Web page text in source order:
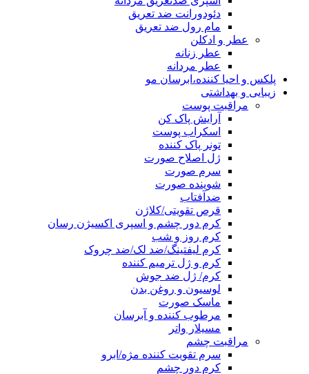
دئودورانت ضد تعریق
مام رول ضد تعریق
عطر و ادکلن
عطر زنانه
عطر مردانه
پلکس و احیا کننده،ابرسان مو
زیبایی و بهداشتی
مراقبت پوست
آرایش پاک کن
اسکراب پوست
تونر پاک کننده
ژل اصلاح صورت
سرم صورت
شوینده صورت
ضدآفتاب
قرص تقویتی/کلاژن
کرم دور چشم و اسپری اکسیژن رسان
کرم روز و شب
کرم لیفتینگ/ضد لک/ضد چروک
کرم و ژل ترمیم کننده
کرم/ ژل ضد جوش
لوسیون و روغن بدن
ماسک صورت
مرطوب کننده و آبرسان
مسیلار واتر
مراقبت چشم
سرم تقویت کننده مژه/ابرو
کرم دور چشم